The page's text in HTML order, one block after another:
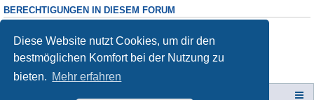
Diese Website nutzt Cookies, um dir den
bestmöglichen Komfort bei der Nutzung zu
bieten. Mehr erfahren
BERECHTIGUNGEN IN DIESEM FORUM
Du darfst keineAntworten zu Themen in diesem Forum erstellen.
Du darfst deine Beiträge in diesem Forum
Du darfst deine Beiträge in diesem Forumnichtlöschen.
Du darfst keineDateianhänge in diesem Forum erstellen.